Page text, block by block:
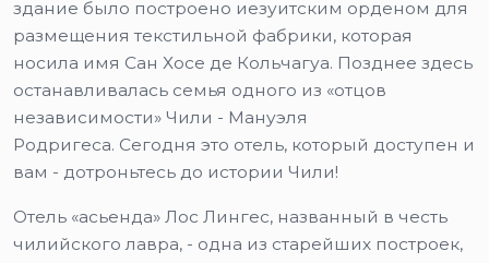
здание было построено иезуитским орденом для
размещения текстильной фабрики, которая
носила имя Сан Хосе де Кольчагуа. Позднее здесь
останавливалась семья одного из «отцов
независимости» Чили - Мануэля
Родригеса. Сегодня это отель, который доступен и
вам - дотроньтесь до истории Чили!
Отель «асьенда» Лос Лингес, названный в честь
чилийского лавра, - одна из старейших построек,